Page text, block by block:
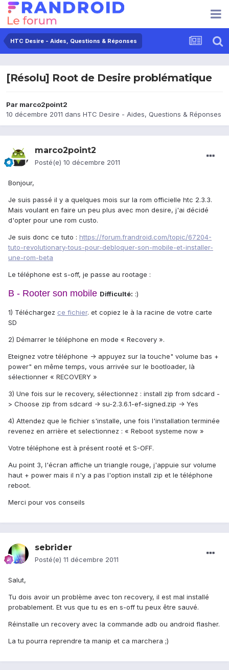
HTC Desire - Aides, Questions & Réponses
[Résolu] Root de Desire problématique
Par marco2point2
10 décembre 2011 dans HTC Desire - Aides, Questions & Réponses
marco2point2
Posté(e) 10 décembre 2011
Bonjour,
Je suis passé il y a quelques mois sur la rom officielle htc 2.3.3.
Mais voulant en faire un peu plus avec mon desire, j'ai décidé
d'opter pour une rom custo.
Je suis donc ce tuto : https://forum.frandroid.com/topic/67204-
tuto-revolutionary-tous-pour-debloquer-son-mobile-et-installer-
une-rom-beta
Le téléphone est s-off, je passe au rootage :
B - Rooter son mobile Difficulté: :)
1) Téléchargez ce fichier. et copiez le à la racine de votre carte
SD
2) Démarrer le téléphone en mode « Recovery ».
Eteignez votre téléphone -> appuyez sur la touche" volume bas +
power" en même temps, vous arrivée sur le bootloader, là
sélectionner « RECOVERY »
3) Une fois sur le recovery, sélectionnez : install zip from sdcard -
> Choose zip from sdcard -> su-2.3.6.1-ef-signed.zip -> Yes
4) Attendez que le fichier s'installe, une fois l'installation terminée
revenez en arrière et selectionnez : « Reboot systeme now »
Votre téléphone est à présent rooté et S-OFF.
Au point 3, l'écran affiche un triangle rouge, j'appuie sur volume
haut + power mais il n'y a pas l'option install zip et le téléphone
reboot.
Merci pour vos conseils
sebrider
Posté(e) 11 décembre 2011
Salut,
Tu dois avoir un problème avec ton recovery, il est mal installé
probablement. Et vus que tu es en s-off tu peux être sauvé.
Réinstalle un recovery avec la commande adb ou android flasher.
La tu pourra reprendre ta manip et ca marchera ;)